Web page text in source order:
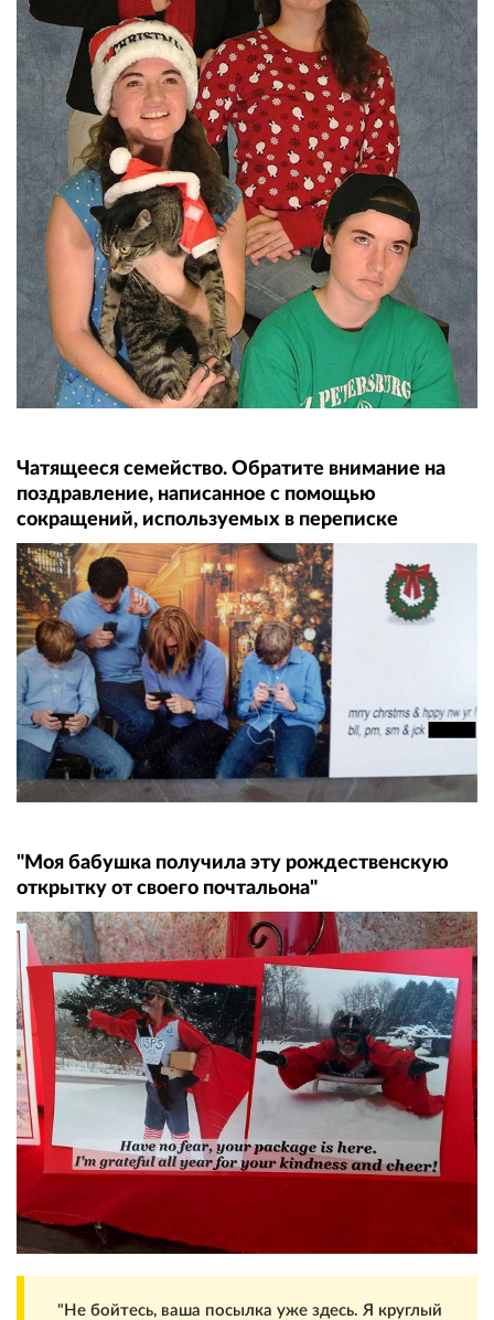
Чатящееся семейство. Обратите внимание на
поздравление, написанное с помощью
сокращений, используемых в переписке
"Моя бабушка получила эту рождественскую
открытку от своего почтальона"
"Не бойтесь, ваша посылка уже здесь. Я круглый